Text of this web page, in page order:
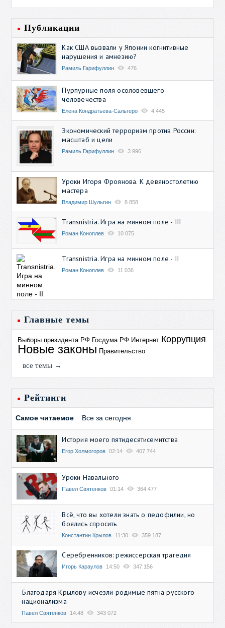
Публикации
Как США вызвали у Японии когнитивные
нарушения и амнезию?
Рамиль Гарифуллин 476
Пурпурные поля осоловевшего
человечества
Елена Кондратьева-Сальгеро 4 445
Экономический терроризм против России:
масштаб и цели
Рамиль Гарифуллин 3 996
Уроки Игоря Фроянова. К девяностолетию
мастера
Владимир Шульгин 8 858
Transnistria. Игра на минном поле - III
Роман Коноплев 10 075
Transnistria. Игра на минном поле - II
Роман Коноплев 11 036
Главные темы
Выборы президента РФ Госдума РФ Интернет Коррупция
Новые законы Правительство
все темы →
Рейтинги
Самое читаемое Все за сегодня
История моего пятидесятисемитства
Егор Холмогоров 02:14 407 744
Уроки Навального
Павел Святенков 01:14 364 477
Всё, что вы хотели знать о педофилии, но
боялись спросить
Константин Крылов 11:30 359 187
Серебренников: режиссерская трагедия
Игорь Караулов 14:50 347 156
Благодаря Крылову исчезли родимые пятна русского
национализма
Павел Святенков 14:48 343 072